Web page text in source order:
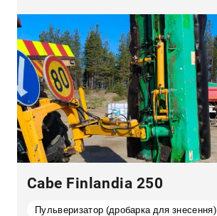
Cabe Finlandia 250
Пульверизатор (дробарка для знесення)